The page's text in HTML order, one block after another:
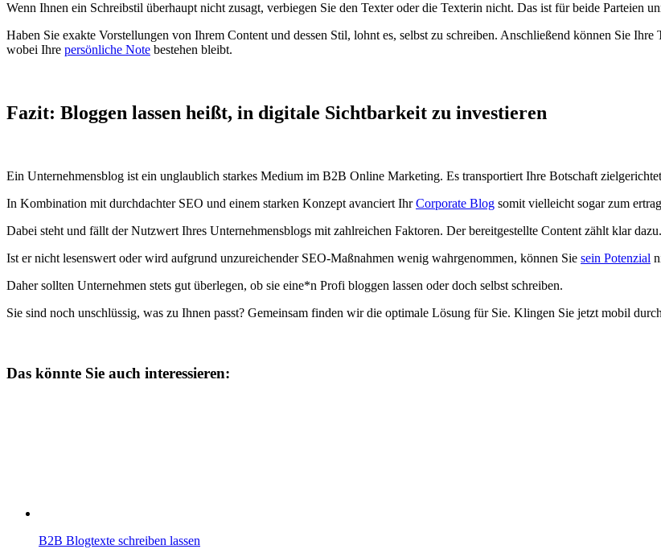
Wenn Ihnen ein Schreibstil überhaupt nicht zusagt, verbiegen Sie den Texter oder die Texterin nicht. Das ist für beide Parteien
Haben Sie exakte Vorstellungen von Ihrem Content und dessen Stil, lohnt es, selbst zu schreiben. Anschließend können Sie Ihre
wobei Ihre persönliche Note bestehen bleibt.
Fazit: Bloggen lassen heißt, in digitale Sichtbarkeit zu investieren
Ein Unternehmensblog ist ein unglaublich starkes Medium im B2B Online Marketing. Es transportiert Ihre Botschaft
In Kombination mit durchdachter SEO und einem starken Konzept avanciert IhrCorporate Blog somit vielleicht sogar zum
Dabei steht und fällt der Nutzwert Ihres Unternehmensblogs mit zahlreichen Faktoren. Der bereitgestellte Content zählt klar dazu.
Ist er nicht lesenswert oder wird aufgrund unzureichender SEO-Maßnahmen wenig wahrgenommen, können Sie sein Potenzial
Daher sollten Unternehmen stets gut überlegen, ob sie eine*n Profi bloggen lassen oder doch selbst schreiben.
Sie sind noch unschlüssig, was zu Ihnen passt? Gemeinsam finden wir die optimale Lösung für Sie. Klingen Sie jetzt mobil
Das könnte Sie auch interessieren:
B2B Blogtexte schreiben lassen